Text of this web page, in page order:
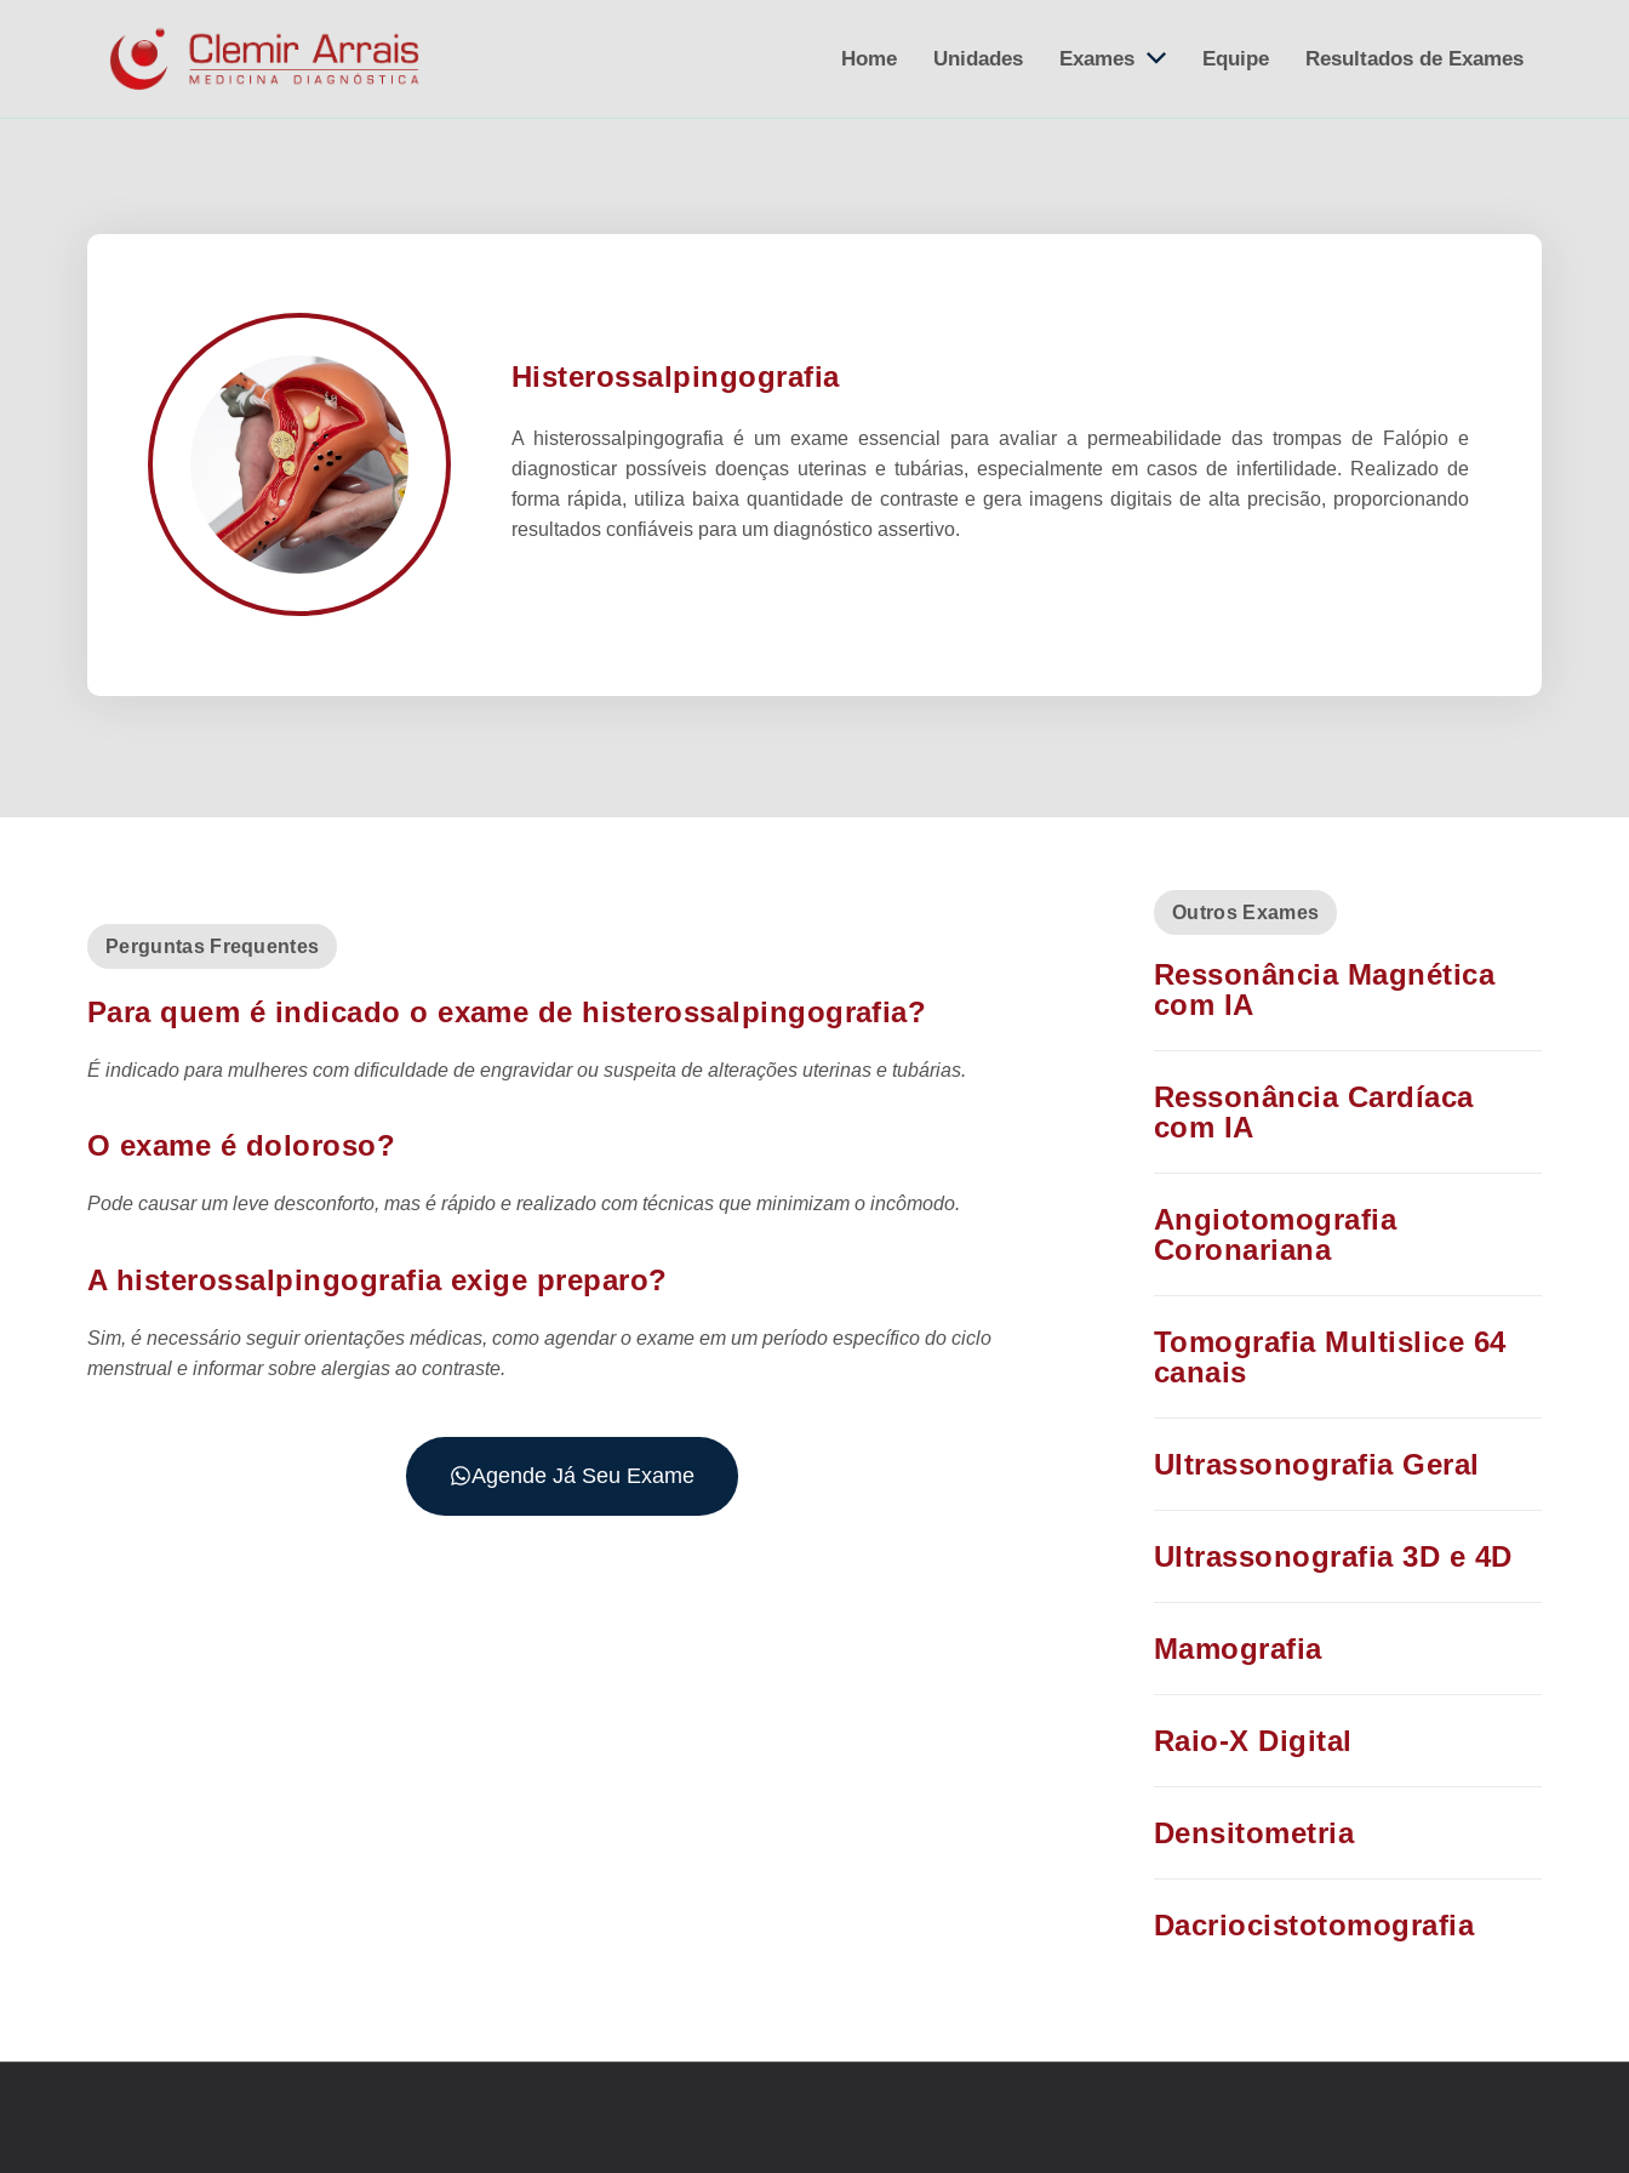
Home Unidades Exames Equipe Resultados de Exames
Histerossalpingografia
Histerossalpingografia
A histerossalpingografia é um exame essencial para avaliar a permeabilidade das trompas de Falópio e
diagnosticar possíveis doenças uterinas e tubárias, especialmente em casos de infertilidade. Realizado de
forma rápida, utiliza baixa quantidade de contraste e gera imagens digitais de alta precisão, proporcionando
resultados confiáveis para um diagnóstico assertivo.
Perguntas Frequentes
Para quem é indicado o exame de histerossalpingografia?
É indicado para mulheres com dificuldade de engravidar ou suspeita de alterações uterinas e tubárias.
O exame é doloroso?
Pode causar um leve desconforto, mas é rápido e realizado com técnicas que minimizam o incômodo.
A histerossalpingografia exige preparo?
Sim, é necessário seguir orientações médicas, como agendar o exame em um período específico do ciclo
menstrual e informar sobre alergias ao contraste.
Agende Já Seu Exame
Outros Exames
Ressonância Magnética
com IA
Ressonância Cardíaca
com IA​
Angiotomografia
Coronariana​
Tomografia Multislice 64
canais​
Ultrassonografia Geral​
Ultrassonografia 3D e 4D​
Mamografia​
Raio-X Digital​
Densitometria​
Dacriocistotomografia​